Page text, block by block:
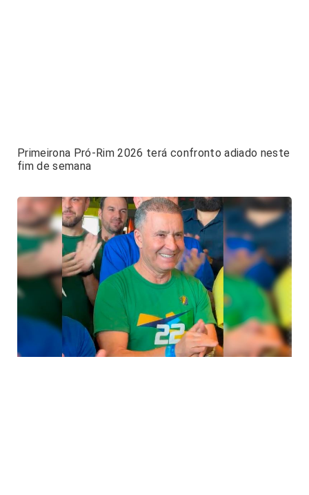
Primeirona Pró-Rim 2026 terá confronto adiado neste
fim de semana